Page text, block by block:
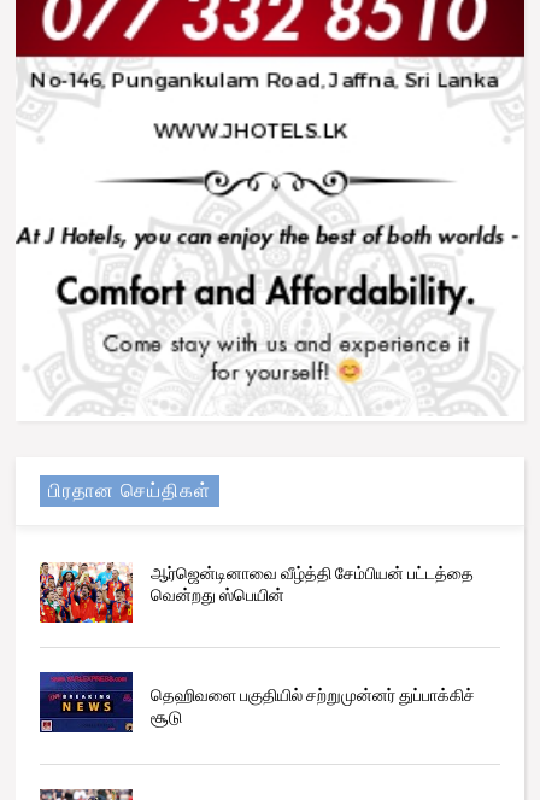
பிரதான செய்திகள்
ஆர்ஜென்டினாவை வீழ்த்தி சேம்பியன் பட்டத்தை
வென்றது ஸ்பெயின்
தெஹிவளை பகுதியில் சற்றுமுன்னர் துப்பாக்கிச்
சூடு